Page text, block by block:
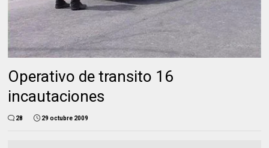
Operativo de transito 16
incautaciones
28 29 octubre 2009